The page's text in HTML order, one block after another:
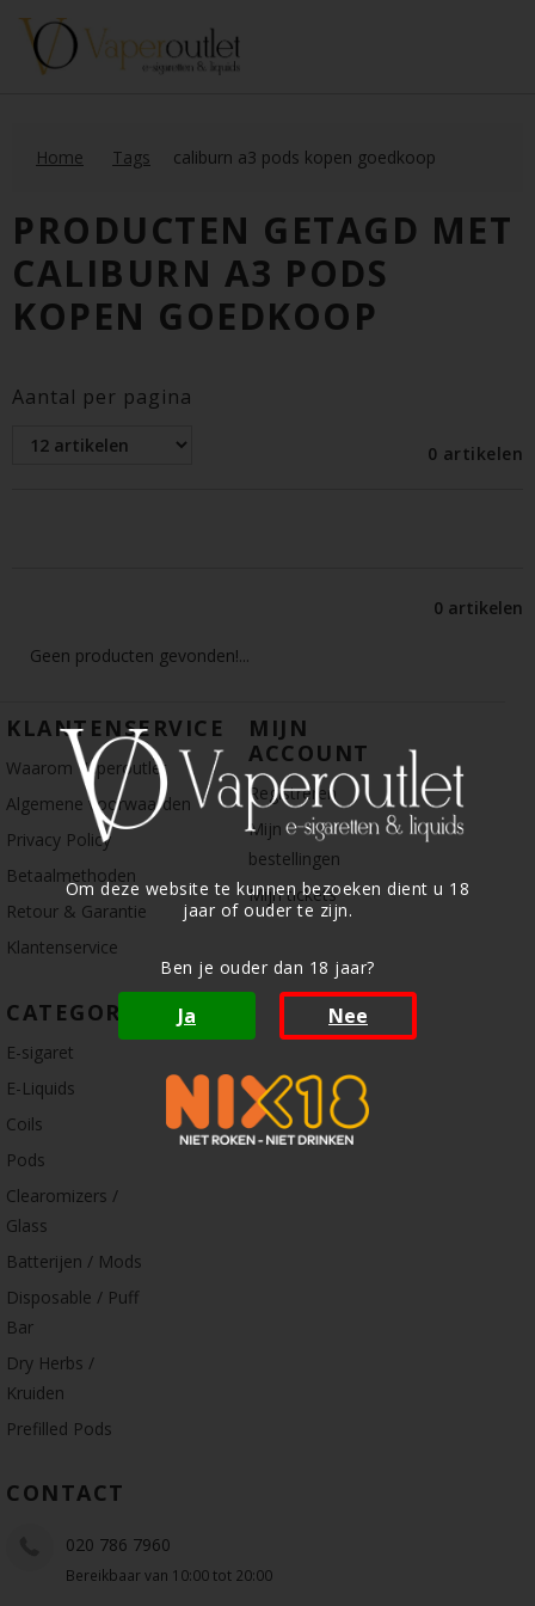
Om deze website te kunnen bezoeken dient u 18
jaar of ouder te zijn.
Ben je ouder dan 18 jaar?
Ja Nee
Home Tags caliburn a3 pods kopen goedkoop
PRODUCTEN GETAGD MET
CALIBURN A3 PODS
KOPEN GOEDKOOP
Aantal per pagina
0 artikelen
0 artikelen
Geen producten gevonden!...
KLANTENSERVICE
Waarom Vaperoutlet
Algemene voorwaarden
Privacy Policy
Betaalmethoden
Retour & Garantie
Klantenservice
MIJN
ACCOUNT
Registreren
Mijn
bestellingen
Mijn tickets
CATEGORIE
E-sigaret
E-Liquids
Coils
Pods
Clearomizers /
Glass
Batterijen / Mods
Disposable / Puff
Bar
Dry Herbs /
Kruiden
Prefilled Pods
CONTACT
020 786 7960
Bereikbaar van 10:00 tot 20:00